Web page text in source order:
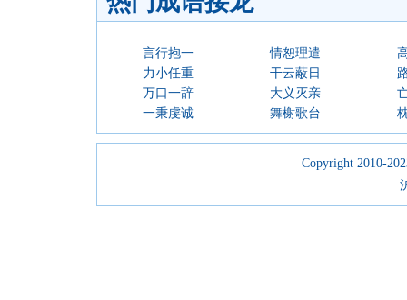
言行抱一 情恕理遣
力小任重
干云蔽日
万口一辞
大义灭亲
一秉虔诚
舞榭歌台
Copyright 2010-